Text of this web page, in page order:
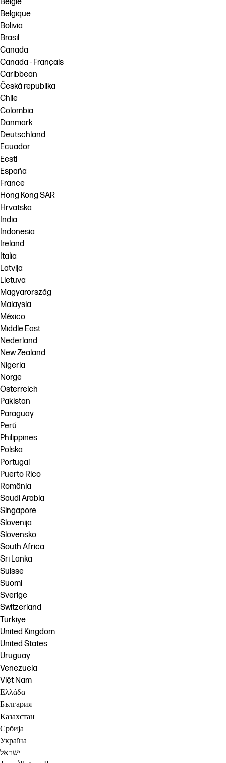
Belgique
Bolivia
Brasil
Canada
Canada - Français
Caribbean
Česká republika
Chile
Colombia
Danmark
Deutschland
Ecuador
Eesti
España
France
Hong Kong SAR
Hrvatska
India
Indonesia
Ireland
Italia
Latvija
Lietuva
Magyarország
Malaysia
México
Middle East
Nederland
New Zealand
Nigeria
Norge
Österreich
Pakistan
Paraguay
Perú
Philippines
Polska
Portugal
Puerto Rico
România
Saudi Arabia
Singapore
Slovenija
Slovensko
South Africa
Sri Lanka
Suisse
Suomi
Sverige
Switzerland
Türkiye
United Kingdom
United States
Uruguay
Venezuela
Việt Nam
Ελλάδα
България
Казахстан
Србија
Україна
ישראל